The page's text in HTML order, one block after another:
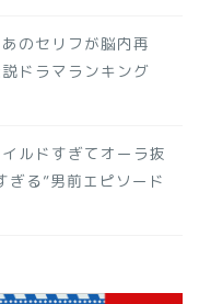
のセリフが脳内再
ドラマランキング
ルドすぎてオーラ抜
ぎる”男前エピソード